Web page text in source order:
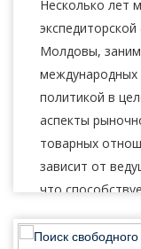
Несколько лет
Молдовы,
международных
политикой в
аспекты
товарных
зависит от
что
Тип
укажите
Вес груза, ( т )
Объем груза
Контактное